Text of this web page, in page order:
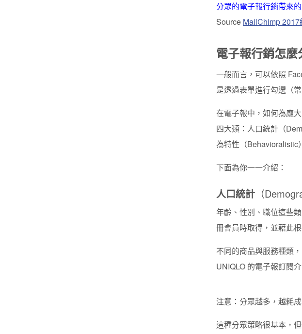
分眾的電子報行銷帶來
Source MailChimp 2017
電子報行銷怎麼
一般而言，可以依照
是透過表單進行勾選（
在電子報中，如何為龐
四大類：人口統計（
為特性（Behavioralistic
下面為你一一介紹：
人口統計 （
年齡、性別、職位這些
冊會員時取得，並藉此
不同的商品與服務種類
UNIQLO 的電子報訂閱
注意：分眾越多，越耗
這種分眾策略很基本，